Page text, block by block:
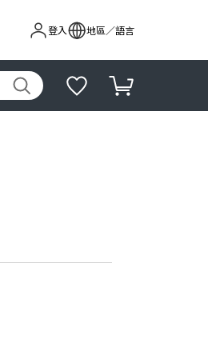
登入 地區／語言